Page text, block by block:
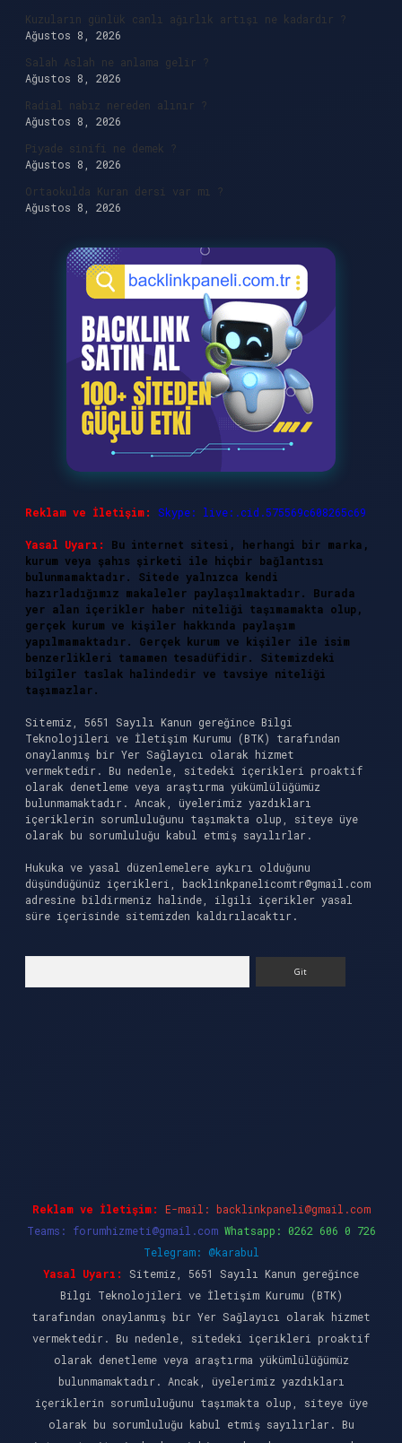
Kuzuların günlük canlı ağırlık artışı ne kadardır ?
Ağustos 8, 2026
Salah Aslah ne anlama gelir ?
Ağustos 8, 2026
Radial nabız nereden alınır ?
Ağustos 8, 2026
Piyade sinifi ne demek ?
Ağustos 8, 2026
Ortaokulda Kuran dersi var mı ?
Ağustos 8, 2026
Reklam ve İletişim: Skype: live:.cid.575569c608265c69
Yasal Uyarı:
Bu internet sitesi, herhangi bir marka,
kurum veya şahıs şirketi ile hiçbir bağlantısı
bulunmamaktadır. Sitede yalnızca kendi
hazırladığımız makaleler paylaşılmaktadır. Burada
yer alan içerikler haber niteliği taşımamakta olup,
gerçek kurum ve kişiler hakkında paylaşım
yapılmamaktadır. Gerçek kurum ve kişiler ile isim
benzerlikleri tamamen tesadüfidir. Sitemizdeki
bilgiler taslak halindedir ve tavsiye niteliği
taşımazlar.
Sitemiz, 5651 Sayılı Kanun gereğince Bilgi
Teknolojileri ve İletişim Kurumu (BTK) tarafından
onaylanmış bir Yer Sağlayıcı olarak hizmet
vermektedir. Bu nedenle, sitedeki içerikleri proaktif
olarak denetleme veya araştırma yükümlülüğümüz
bulunmamaktadır. Ancak, üyelerimiz yazdıkları
içeriklerin sorumluluğunu taşımakta olup, siteye üye
olarak bu sorumluluğu kabul etmiş sayılırlar.
Hukuka ve yasal düzenlemelere aykırı olduğunu
düşündüğünüz içerikleri, backlinkpanelicomtr@gmail.com
adresine bildirmeniz halinde, ilgili içerikler yasal
süre içerisinde sitemizden kaldırılacaktır.
Reklam ve İletişim: E-mail: backlinkpaneli@gmail.com
Teams: forumhizmeti@gmail.com Whatsapp: 0262 606 0 726
Telegram: @karabul
Yasal Uyarı:
Sitemiz, 5651 Sayılı Kanun gereğince
Bilgi Teknolojileri ve İletişim Kurumu (BTK)
tarafından onaylanmış bir Yer Sağlayıcı olarak hizmet
vermektedir. Bu nedenle, sitedeki içerikleri proaktif
olarak denetleme veya araştırma yükümlülüğümüz
bulunmamaktadır. Ancak, üyelerimiz yazdıkları
içeriklerin sorumluluğunu taşımakta olup, siteye üye
olarak bu sorumluluğu kabul etmiş sayılırlar. Bu